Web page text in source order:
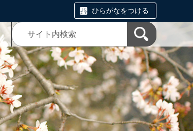
ひらがなをつける